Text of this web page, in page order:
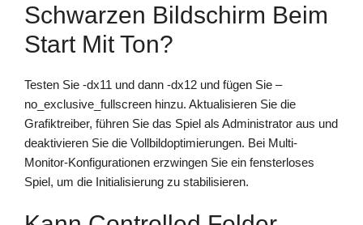
Schwarzen Bildschirm Beim
Start Mit Ton?
Testen Sie -dx11 und dann -dx12 und fügen Sie –
no_exclusive_fullscreen hinzu. Aktualisieren Sie die
Grafiktreiber, führen Sie das Spiel als Administrator aus und
deaktivieren Sie die Vollbildoptimierungen. Bei Multi-
Monitor-Konfigurationen erzwingen Sie ein fensterloses
Spiel, um die Initialisierung zu stabilisieren.